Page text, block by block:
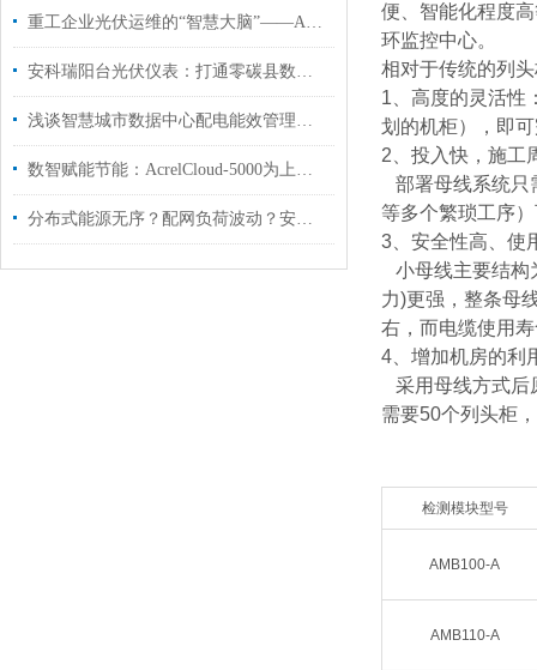
重工企业光伏运维的“智慧大脑”——AcrelCloud-1200的应用与价值
安科瑞阳台光伏仪表：打通零碳县数字化管理 “最后一公里”
浅谈智慧城市数据中心配电能效管理平台的建设与研究
数智赋能节能：AcrelCloud-5000为上海某区政府能耗管理破局增效
分布式能源无序？配网负荷波动？安科瑞智慧方案让新型电力网管理无忧！
便、智能化程度
环监控中心。
相对于传统的列
1、高度的灵活性
划的机柜），即
2、投入快，施工
部署母线系统只
等多个繁琐工序
3、安全性高、使
小母线主要结构
力)更强，整条母
右，而电缆使用
4、增加机房的利
采用母线方式后
需要50个列头柜
检测模块型号
AMB100-A
AMB110-A